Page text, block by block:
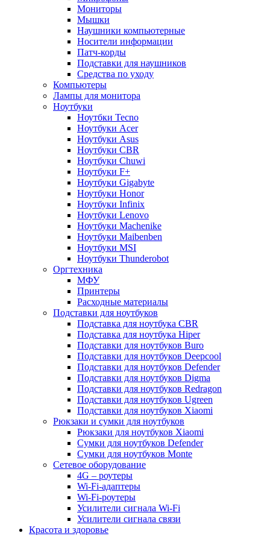
Мониторы
Мышки
Наушники компьютерные
Носители информации
Патч-корды
Подставки для наушников
Средства по уходу
Компьютеры
Лампы для монитора
Ноутбуки
Ноутбки Tecno
Ноутбуки Acer
Ноутбуки Asus
Ноутбуки CBR
Ноутбуки Chuwi
Ноутбуки F+
Ноутбуки Gigabyte
Ноутбуки Honor
Ноутбуки Infinix
Ноутбуки Lenovo
Ноутбуки Machenike
Ноутбуки Maibenben
Ноутбуки MSI
Ноутбуки Thunderobot
Оргтехника
МФУ
Принтеры
Расходные материалы
Подставки для ноутбуков
Подставка для ноутбука CBR
Подставка для ноутбука Hiper
Подставки для ноутбуков Buro
Подставки для ноутбуков Deepcool
Подставки для ноутбуков Defender
Подставки для ноутбуков Digma
Подставки для ноутбуков Redragon
Подставки для ноутбуков Ugreen
Подставки для ноутбуков Xiaomi
Рюкзаки и сумки для ноутбуков
Рюкзаки для ноутбуков Xiaomi
Сумки для ноутбуков Defender
Сумки для ноутбуков Monte
Сетевое оборудование
4G – роутеры
Wi-Fi-адаптеры
Wi-Fi-роутеры
Усилители сигнала Wi-Fi
Усилители сигнала связи
Красота и здоровье